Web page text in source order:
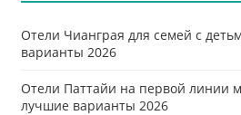
Отели Чианграя для семей с
варианты 2026
Отели Паттайи на первой линии
лучшие варианты 2026